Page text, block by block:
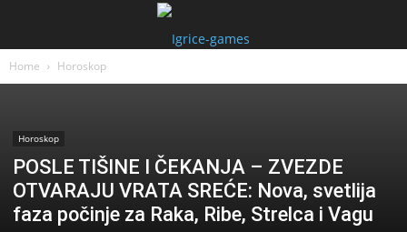
Home Horoskop
Horoskop
POSLE TIŠINE I ČEKANJA – ZVEZDE
OTVARAJU VRATA SREĆE: Nova, svetlija
faza počinje za Raka, Ribe, Strelca i Vagu